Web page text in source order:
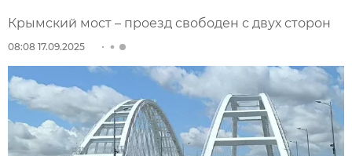
Крымский мост – проезд свободен с двух сторон
08:08 17.09.2025